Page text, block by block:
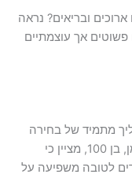
ובריאים? נראה
פשוטים אך עוצמתיים
מתמיד של בחירה
לראות את חצי הכוס המלאה. שלמה פלדמן, בן 100, מציין כי
לטובה משפיעה על